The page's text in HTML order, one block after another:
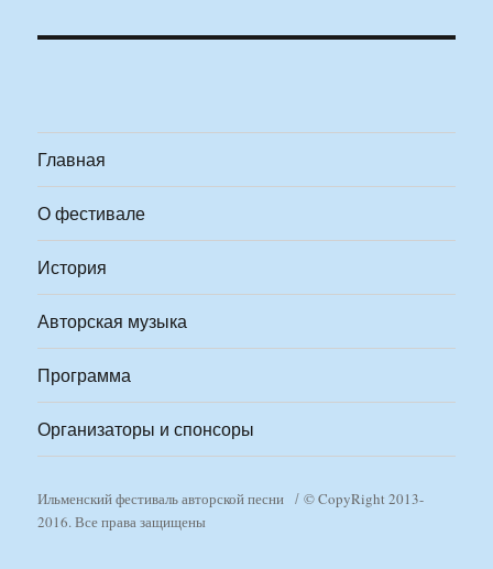
Главная
О фестивале
История
Авторская музыка
Программа
Организаторы и спонсоры
Ильменский фестиваль авторской песни
© CopyRight 2013-
2016. Все права защищены